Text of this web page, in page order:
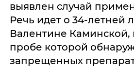
выявлен случай
Речь идет о 34-летней
Валентине Каминской,
пробе которой
запрещенных